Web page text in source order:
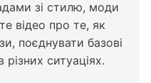
зі стилю, моди
відео про те, як
поєднувати базові
ситуаціях.​